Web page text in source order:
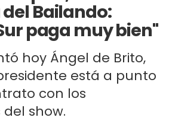
Bailando:
paga muy bien"
hoy Ángel de Brito,
está a punto
con los
show.